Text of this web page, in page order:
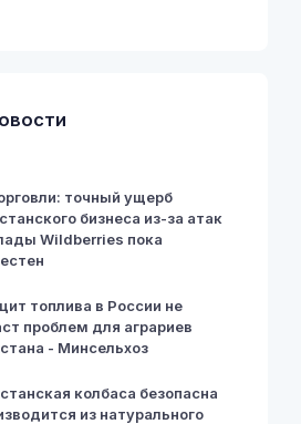
точный ущерб
бизнеса из-за атак
Wildberries пока
топлива в России не
проблем для аграриев
- Минсельхоз
колбаса безопасна
из натурального